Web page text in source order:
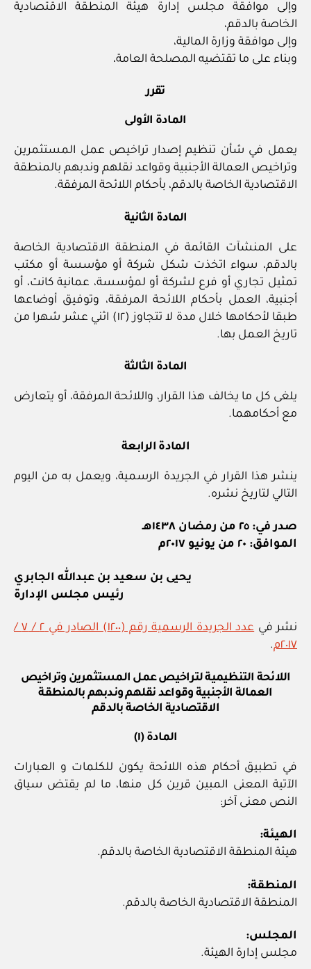
وإلى موافقة مجلس إدارة هيئة المنطقة الاقتصادية
الخاصة بالدقم،
وإلى موافقة وزارة المالية،
وبناء على ما تقتضيه المصلحة العامة،
تقرر
المادة الأولى
يعمل في شأن تنظيم إصدار تراخيص عمل المستثمرين
وتراخيص العمالة الأجنبية وقواعد نقلهم وندبهم بالمنطقة
الاقتصادية الخاصة بالدقم، بأحكام اللائحة المرفقة.
المادة الثانية
على المنشآت القائمة في المنطقة الاقتصادية الخاصة
بالدقم، سواء اتخذت شكل شركة أو مؤسسة أو مكتب
تمثيل تجاري أو فرع لشركة أو لمؤسسة، عمانية كانت، أو
أجنبية، العمل بأحكام اللائحة المرفقة، وتوفيق أوضاعها
طبقا لأحكامها خلال مدة لا تتجاوز (١٢) اثني عشر شهرا من
تاريخ العمل بها.
المادة الثالثة
يلغى كل ما يخالف هذا القرار، واللائحة المرفقة، أو يتعارض
مع أحكامهما.
المادة الرابعة
ينشر هذا القرار في الجريدة الرسمية، ويعمل به من اليوم
التالي لتاريخ نشره.
صدر في: ٢٥ من رمضان ١٤٣٨هـ
الموافق: ٢٠ من يونيو ٢٠١٧م
يحيى بن سعيد بن عبدالله الجابري
رئيس مجلس الإدارة
نشر في
عدد الجريدة الرسمية رقم (١٢٠٠) الصادر في ٢ / ٧ /
٢٠١٧م
.
اللائحة التنظيمية لتراخيص عمل المستثمرين وتراخيص
العمالة الأجنبية وقواعد نقلهم وندبهم بالمنطقة
الاقتصادية الخاصة بالدقم
المادة (١)
في تطبيق أحكام هذه اللائحة يكون للكلمات و العبارات
الآتية المعنى المبين قرين كل منها، ما لم يقتض سياق
النص معنى آخر:
الهيئة:
هيئة المنطقة الاقتصادية الخاصة بالدقم.
المنطقة:
المنطقة الاقتصادية الخاصة بالدقم.
المجلس:
مجلس إدارة الهيئة.